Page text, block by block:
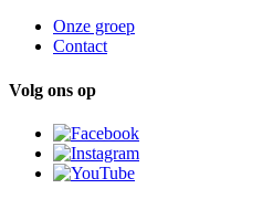
Onze groep
Contact
Volg ons op